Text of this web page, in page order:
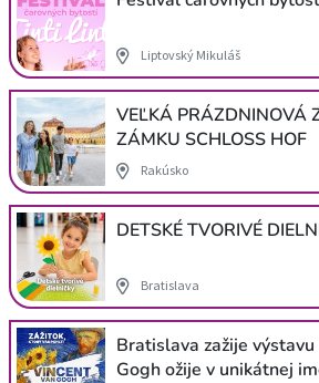
Liptovský Mikuláš
VEĽKÁ PRÁZDNINOVÁ
ZÁMKU SCHLOSS HOF
Rakúsko
DETSKÉ TVORIVÉ
Bratislava
Bratislava zažije
Gogh ožije v unikátnej